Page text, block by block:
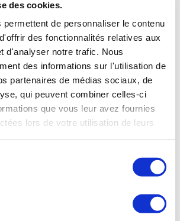
des cookies.
permettent de personnaliser le contenu
des fonctionnalités relatives aux
d'analyser notre trafic. Nous
des informations sur l'utilisation de
partenaires de médias sociaux, de
qui peuvent combiner celles-ci
que vous leur avez fournies
lors de votre utilisation de leurs
mista)
APAZIGUANTE
SECURA, DESCONFORTO,
(Cuidados para pele mista)